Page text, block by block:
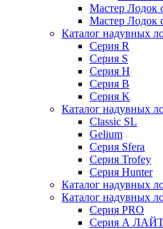
Мастер Лодок
Мастер Лодок
Каталог надувных
Серия R
Серия S
Серия H
Серия B
Серия K
Каталог надувных
Classic SL
Gelium
Серия Sfera
Серия Trofey
Серия Hunter
Каталог надувных
Каталог надувных
Серия PRO
Серия А